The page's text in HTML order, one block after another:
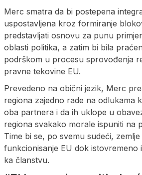
Merc smatra da bi postepena
uspostavljena kroz formiranje
predstavljati osnovu za punu
oblasti politika, a zatim bi bila
podrškom u procesu sprovođenja
pravne tekovine EU.
Prevedeno na obični jezik, Merc
regiona zajedno rade na odlukama
oba partnera i da ih uklope u
regiona svakako morale ispuniti na
Time bi se, po svemu sudeći,
funkcionisanje EU dok istovremeno
ka članstvu.